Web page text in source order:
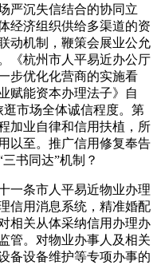
严沉失信结合的协同立
经济组织供给多渠道的资
动机制，鞭策会展业公允
《杭州市人平易近办公厅
步优化化营商的实施看
赋能资本办理法子》自
逛市场全体诚信程度。第
加业自律和信用扶植，所
以至。推广信用修复奉告
书同达”机制？
条市人平易近物业办理
信用消息系统，精准婚配
相关从体采纳信用办理办
管。对物业办事人及相关
备设备维护等专项办事的